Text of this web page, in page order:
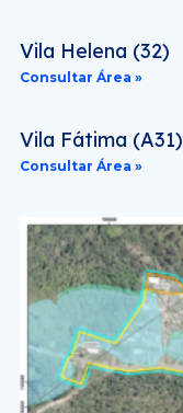
Vila Helena (32)
Consultar Área »
Vila Fátima (A31)
Consultar Área »